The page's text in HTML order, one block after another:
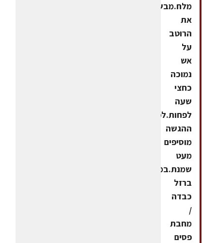
מלח.מבשלים
את
הרוטב
על
אש
נמוכה
כחצי
שעה
לפחות.לפני
ההגשה
מוסיפים
מעט
שמנת.במחבת
ברזל
כבדה
/
מחבת
פסים